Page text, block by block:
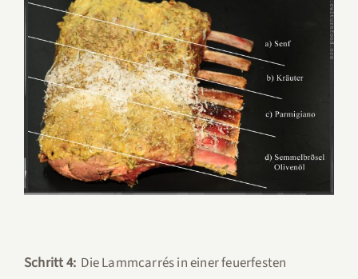
Schritt 4: Die Lammcarrés in einer feuerfesten